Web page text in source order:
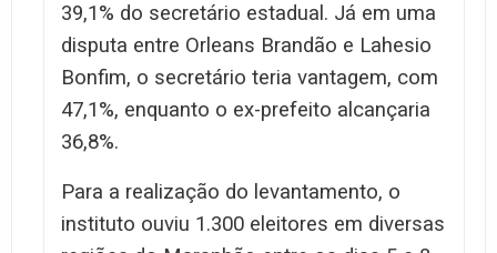
39,1% do secretário estadual. Já em uma
disputa entre Orleans Brandão e Lahesio
Bonfim, o secretário teria vantagem, com
47,1%, enquanto o ex-prefeito alcançaria
36,8%.
Para a realização do levantamento, o
instituto ouviu 1.300 eleitores em diversas